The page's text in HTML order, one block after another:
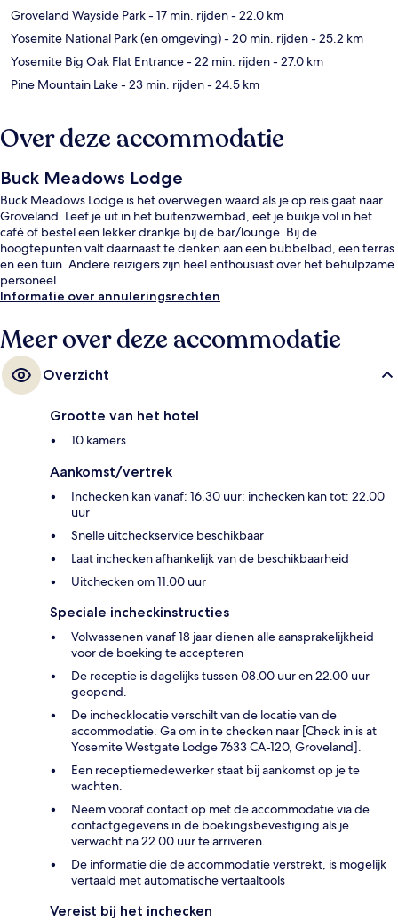
Groveland Wayside Park- 17 min. rijden- 22.0 km
Yosemite National Park (en omgeving)- 20 min. rijden- 25.2 km
Yosemite Big Oak Flat Entrance- 22 min. rijden- 27.0 km
Pine Mountain Lake- 23 min. rijden- 24.5 km
Over deze accommodatie
Buck Meadows Lodge
Buck Meadows Lodge is het overwegen waard als je op reis gaat naar
Groveland. Leef je uit in het buitenzwembad, eet je buikje vol in het
café of bestel een lekker drankje bij de bar/lounge. Bij de
hoogtepunten valt daarnaast te denken aan een bubbelbad, een terras
en een tuin. Andere reizigers zijn heel enthousiast over het behulpzame
personeel.
Informatie over annuleringsrechten
Meer over deze accommodatie
Overzicht
Grootte van het hotel
10 kamers
Aankomst/vertrek
Inchecken kan vanaf: 16.30 uur; inchecken kan tot: 22.00
uur
Snelle uitcheckservice beschikbaar
Laat inchecken afhankelijk van de beschikbaarheid
Uitchecken om 11.00 uur
Speciale incheckinstructies
Volwassenen vanaf 18 jaar dienen alle aansprakelijkheid
voor de boeking te accepteren
De receptie is dagelijks tussen 08.00 uur en 22.00 uur
geopend.
De inchecklocatie verschilt van de locatie van de
accommodatie. Ga om in te checken naar [Check in is at
Yosemite Westgate Lodge 7633 CA-120, Groveland].
Een receptiemedewerker staat bij aankomst op je te
wachten.
Neem vooraf contact op met de accommodatie via de
contactgegevens in de boekingsbevestiging als je
verwacht na 22.00 uur te arriveren.
De informatie die de accommodatie verstrekt, is mogelijk
vertaald met automatische vertaaltools
Vereist bij het inchecken